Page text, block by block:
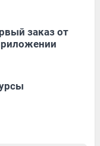
заказ от